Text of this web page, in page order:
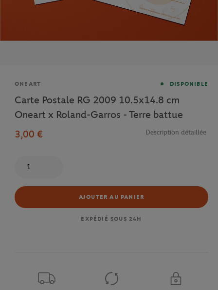
Marque
ONEART DISPONIBLE
Carte Postale RG 2009 10.5x14.8 cm
Oneart x Roland-Garros - Terre battue
3,00 €
Description détaillée
AJOUTER AU PANIER
EXPÉDIÉ SOUS 24H